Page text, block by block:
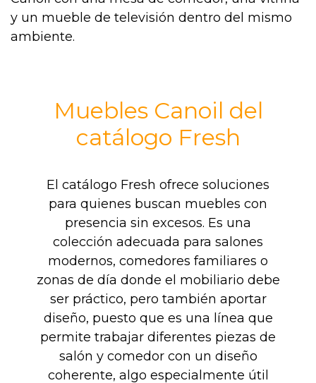
y un mueble de televisión dentro del mismo
ambiente.
Muebles Canoil del
catálogo Fresh
El catálogo Fresh ofrece soluciones
para quienes buscan muebles con
presencia sin excesos. Es una
colección adecuada para salones
modernos, comedores familiares o
zonas de día donde el mobiliario debe
ser práctico, pero también aportar
diseño, puesto que es una línea que
permite trabajar diferentes piezas de
salón y comedor con un diseño
coherente, algo especialmente útil